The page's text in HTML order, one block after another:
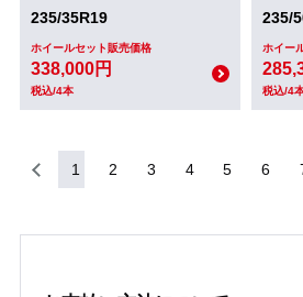
235/35R19
ホイールセット販売価格
338,000円
税込/4本
235/
ホイー
税込/4
1 2 3 4 5 6